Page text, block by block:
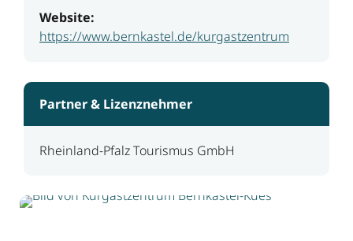
Website:
https://www.bernkastel.de/kurgastzentrum
Partner & Lizenznehmer
Rheinland-Pfalz Tourismus GmbH